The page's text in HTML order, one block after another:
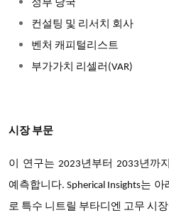
정부 당국
컨설팅 및 리서치 회사
벤처 캐피털리스트
부가가치 리셀러(VAR)
시장 부문
이 연구는 2023년부터 2033년까
예측합니다. Spherical Insights는
로 특수 니트릴 부타디엔 고무 시